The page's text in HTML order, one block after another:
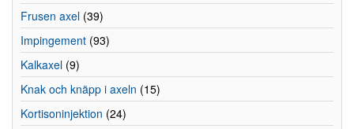
Frusen axel (39)
Impingement (93)
Kalkaxel (9)
Knak och knäpp i axeln (15)
Kortisoninjektion (24)